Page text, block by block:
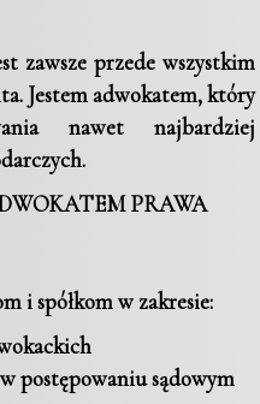
przede wszystkim
Jestem adwokatem, który
nawet najbardziej
PRAWA
i spółkom w zakresie:
postępowaniu sądowym